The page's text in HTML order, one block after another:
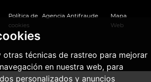
otras técnicas de rastreo para mejorar
en nuestra web, para
personalizados y anuncios
Política de
cookies
Agencia Antifraude
Mapa
Web